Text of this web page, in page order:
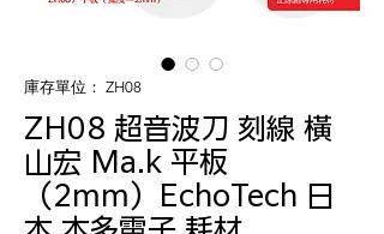
庫存單位： ZH08
ZH08 超音波刀 刻線 橫
山宏 Ma.k 平板
（2mm）EchoTech 日